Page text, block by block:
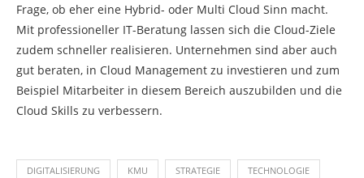
Frage, ob eher eine Hybrid- oder Multi Cloud Sinn macht.
Mit professioneller IT-Beratung lassen sich die Cloud-Ziele
zudem schneller realisieren. Unternehmen sind aber auch
gut beraten, in Cloud Management zu investieren und zum
Beispiel Mitarbeiter in diesem Bereich auszubilden und die
Cloud Skills zu verbessern.
DIGITALISIERUNG KMU STRATEGIE TECHNOLOGIE